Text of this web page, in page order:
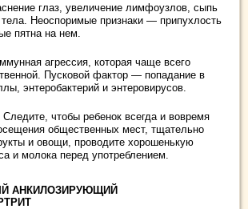
глаз, увеличение лимфоузлов, сыпь
Неоспоримые признаки — припухлость
пятна на нем.
агрессия, которая чаще всего
Пусковой фактор — попадание в
энтеробактерий и энтеровирусов.
Следите, чтобы ребенок всегда и вовремя
общественных мест, тщательно
и овощи, проводите хорошенькую
и молока перед употреблением.
АНКИЛОЗИРУЮЩИЙ